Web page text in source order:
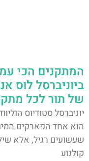
המתקנים הכי
ביוניברסל לוס
של תור לכל
הוא אחד הפארקים
שעשועים רגיל, אלא
קולנוע